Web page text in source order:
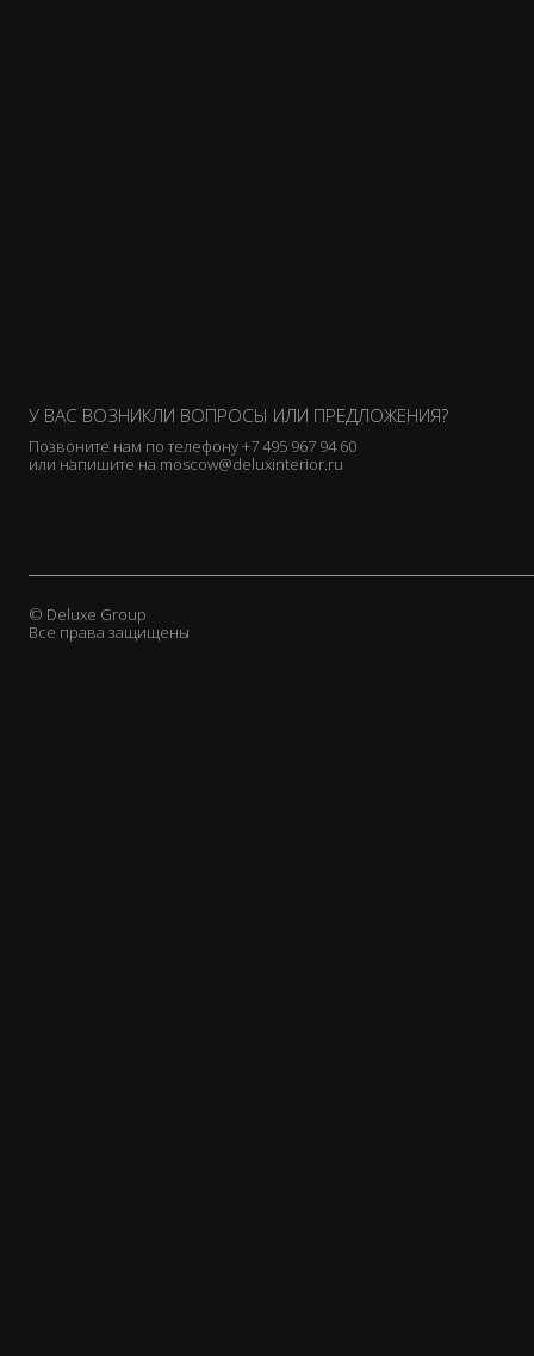
У ВАС ВОЗНИКЛИ ВОПРОСЫ ИЛИ ПРЕДЛОЖЕНИЯ?
Позвоните нам по телефону+7 495 967 94 60
или напишите на moscow@deluxinterior.ru
© Deluxe Group
Все права защищены